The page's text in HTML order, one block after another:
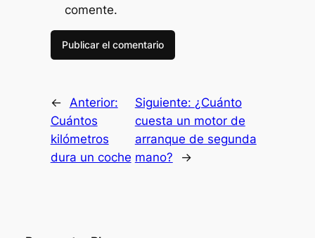
comente.
←
Anterior:
Cuántos
kilómetros
dura un coche
Siguiente: ¿Cuánto
cuesta un motor de
arranque de segunda
mano?
→